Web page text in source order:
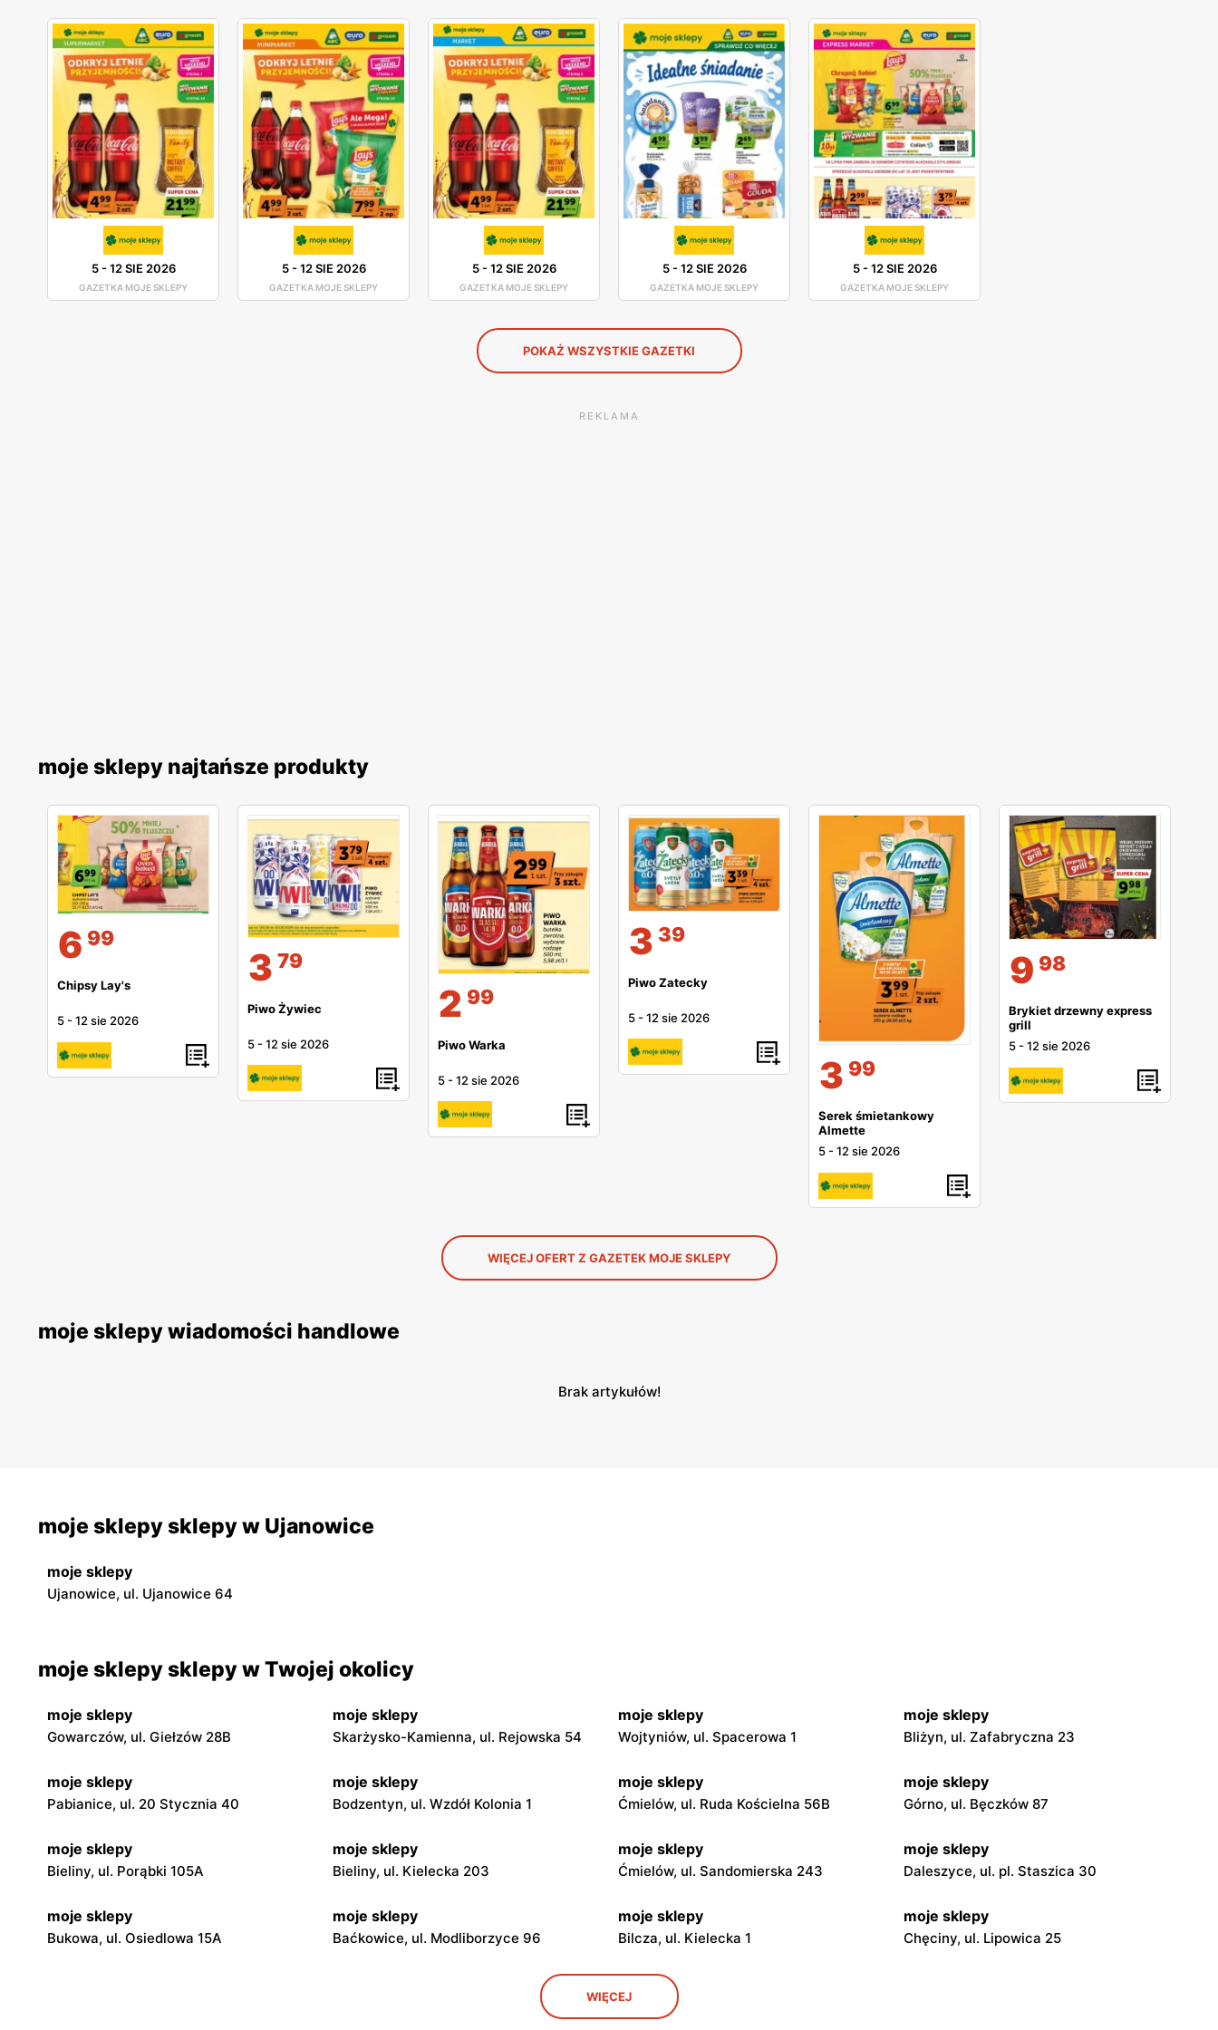
5-12 SIE 2026
GAZETKA MOJE SKLEPY
5-12 SIE 2026
GAZETKA MOJE SKLEPY
5-12 SIE 2026
GAZETKA MOJE SKLEPY
5-12 SIE 2026
GAZETKA MOJE SKLEPY
5-12 SIE 2026
GAZETKA MOJE SKLEPY
POKAŻ WSZYSTKIE GAZETKI
REKLAMA
moje sklepy najtańsze produkty
6 99
Chipsy Lay's
5 -12 sie 2026
3 79
Piwo Żywiec
5 -12 sie 2026
2 99
Piwo Warka
5 -12 sie 2026
3 39
Piwo Zatecky
5 -12 sie 2026
3 99
Serek śmietankowy
Almette
5 -12 sie 2026
9 98
Brykiet drzewny express
grill
5 -12 sie 2026
WIĘCEJ OFERT Z GAZETEK MOJE SKLEPY
moje sklepy wiadomości handlowe
Brak artykułów!
moje sklepy sklepy w Ujanowice
moje sklepy
Ujanowice, ul. Ujanowice 64
moje sklepy sklepy w Twojej okolicy
moje sklepy
Gowarczów, ul. Giełzów 28B
moje sklepy
Skarżysko-Kamienna, ul. Rejowska 54
moje sklepy
Wojtyniów, ul. Spacerowa 1
moje sklepy
Bliżyn, ul. Zafabryczna 23
moje sklepy
Pabianice, ul. 20 Stycznia 40
moje sklepy
Bodzentyn, ul. Wzdół Kolonia 1
moje sklepy
Ćmielów, ul. Ruda Kościelna 56B
moje sklepy
Górno, ul. Bęczków 87
moje sklepy
Bieliny, ul. Porąbki 105A
moje sklepy
Bieliny, ul. Kielecka 203
moje sklepy
Ćmielów, ul. Sandomierska 243
moje sklepy
Daleszyce, ul. pl. Staszica 30
moje sklepy
Bukowa, ul. Osiedlowa 15A
moje sklepy
Baćkowice, ul. Modliborzyce 96
moje sklepy
Bilcza, ul. Kielecka 1
moje sklepy
Chęciny, ul. Lipowica 25
moje sklepy
Gorzyce, ul. Szkolna 44
WIĘCEJ